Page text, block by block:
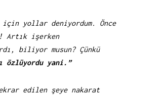
yollar deniyordum. Önce
Artık işerken
biliyor musun? Çünkü
özlüyordu yani.”
edilen şeye nakarat